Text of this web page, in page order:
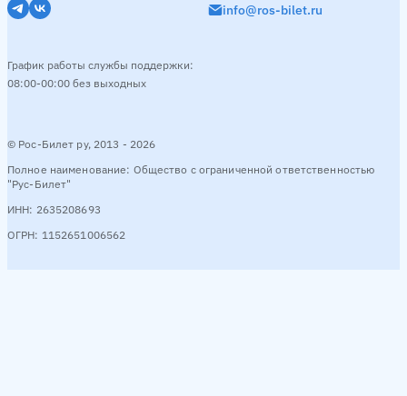
© Рос-Билет ру, 2013 - 2026
Полное наименование: Общество с ограниченной ответственностью
"Рус-Билет"
ИНН: 2635208693
ОГРН: 1152651006562
info@ros-bilet.ru
График работы службы поддержки:
08:00-00:00 без выходных